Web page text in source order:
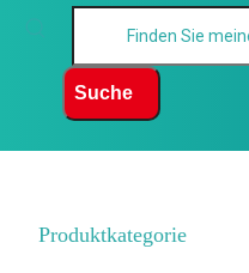
Suche
Produktkategorie